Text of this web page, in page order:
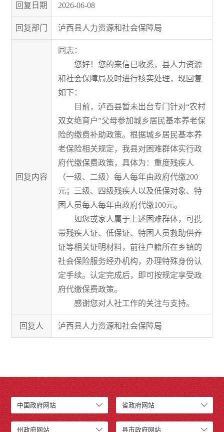
回复日期 2026-06-08
回复部门 泸西县人力资源和社会保障局
回复内容
同志：
您好！您的来信已收悉，县人力资源
和社会保障局及时进行核实处理，现回复
如下：
目前，泸西县暂未出台专门针对“农村
双女绝育户”父母参加城乡居民基本养老保
险的缴费补助政策。根据城乡居民基本养
老保险相关规定，我县对困难群体实行政
府代缴保费政策，具体为：重度残疾人
（一级、二级）每人每年由政府代缴200
元；三级、四级残疾人以及低保对象、特
困人员每人每年由政府代缴100元。
如您或家人属于上述困难群体，可携
带残疾人证、低保证、特困人员救助供养
证等相关证明材料，前往户籍所在乡镇的
社会保险服务经办机构，办理特殊身份认
定手续。认定完成后，即可按规定享受政
府代缴保费政策。
感谢您对人社工作的关注与支持。
回复人 泸西县人力资源和社会保障局
中国政府网站 省政府网站
州政府网站 县市政府网站